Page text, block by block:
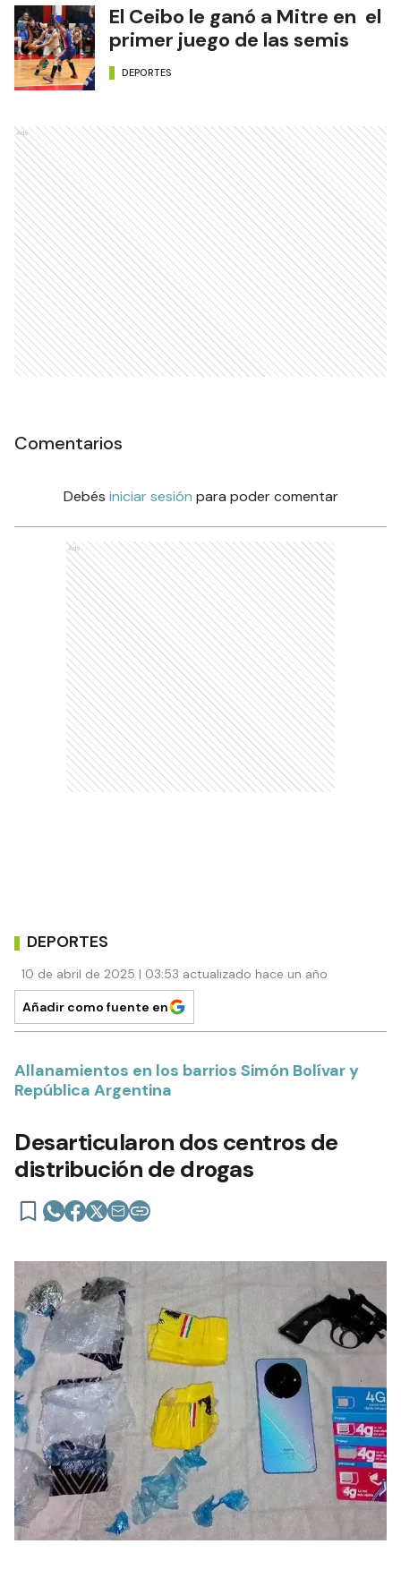
El Ceibo le ganó a Mitre en el
primer juego de las semis
DEPORTES
Ads
Comentarios
Debés iniciar sesión para poder comentar
Ads
DEPORTES
10 de abril de 2025 | 03:53 actualizado hace un año
Añadir como fuente en
Allanamientos en los barrios Simón Bolívar y
República Argentina
Desarticularon dos centros de
distribución de drogas